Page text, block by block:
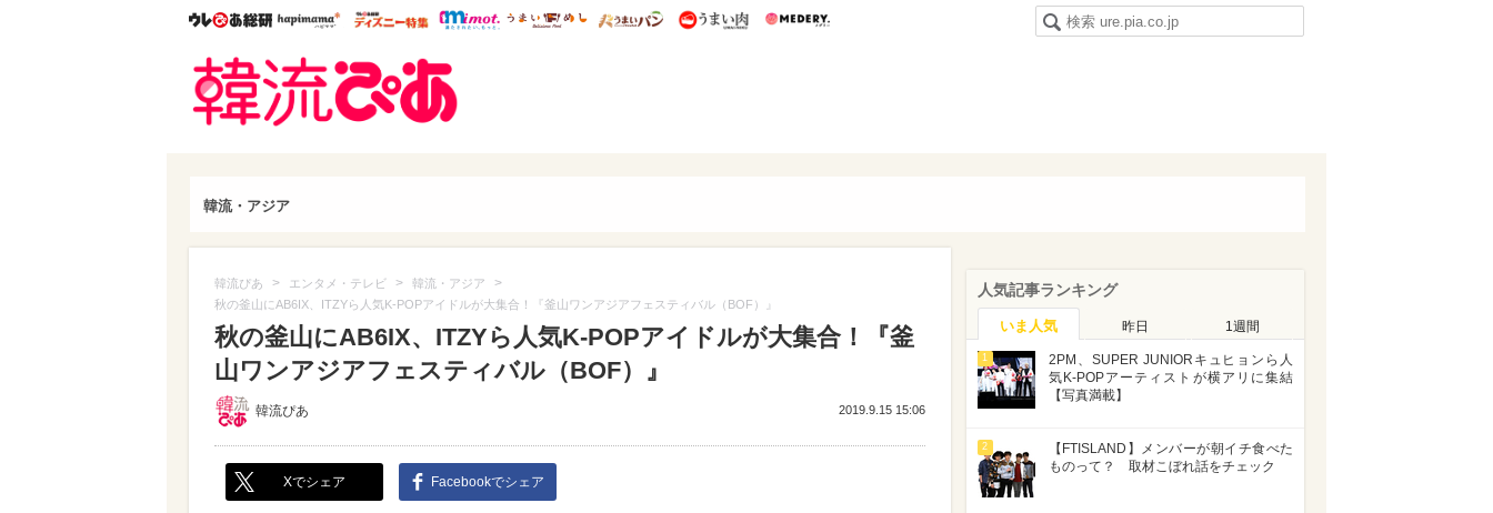
ウレぴあ総研ハピママ* ウレぴあ総研 ディズニー特集
mimot. うまいめし うまいパン うまい肉
韓流・アジア
韓流ぴあ > エンタメ・テレビ > 韓流・アジア >
秋の釜山にAB6IX、ITZYら人気K-POPアイドルが大集合！『釜山ワンアジアフェスティバル（BOF）』
秋の釜山にAB6IX、ITZYら人気K-POPアイドルが大集合！『釜
山ワンアジアフェスティバル（BOF）』
韓流ぴあ 2019.9.15 15:06
Xでシェア Facebookでシェア
人気記事ランキング
いま人気 昨日 1週間
1
2PM、SUPER JUNIORキュヒョンら人
気K-POPアーティストが横アリに集結
【写真満載】
2
【FTISLAND】メンバーが朝イチ食べた
ものって？ 取材こぼれ話をチェック